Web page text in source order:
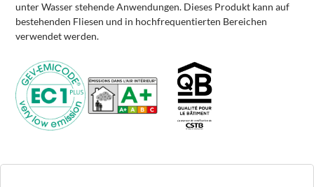
unter Wasser stehende Anwendungen. Dieses Produkt kann auf
bestehenden Fliesen und in hochfrequentierten Bereichen
verwendet werden.